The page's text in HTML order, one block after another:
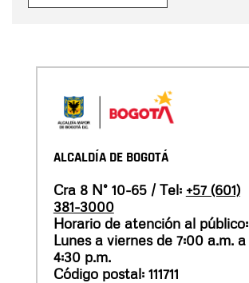
ALCALDÍA DE BOGOTÁ
Cra 8 N° 10-65 / Tel: +57 (601)
381-3000
Horario de atención al público:
Lunes a viernes de 7:00 a.m. a
4:30 p.m.
Código postal: 111711